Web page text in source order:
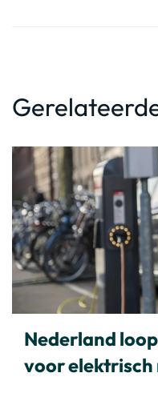
Nederland
voor elektrisch